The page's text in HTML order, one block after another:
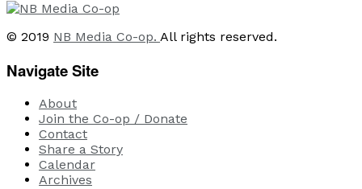
© 2019 NB Media Co-op. All rights reserved.
Navigate Site
About
Join the Co-op / Donate
Contact
Share a Story
Calendar
Archives